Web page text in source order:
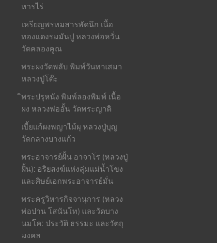
หารไร่
เหรียญพรหมสารพัดนึก เนื้อ
ทองแดงรมมันปู หลวงพ่อหวั่น
วัดคลองคูณ
พระผงวัดพลับ พิมพ์วันทาเสมา
หลวงปู่โต๊ะ
ิพระปรุหนัง พิมพ์ลองพิมพ์ เนื้อ
ผง หลวงพ่ออั้น วัดพระญาติ
เบี้ยแก้ผงพญาไม้ผุ หลวงปู่บุญ
วัดกลางบางแก้ว
พระอาจารย์ฝั้น อาจาโร (หลวงปู่
ฝั้น): อริยสงฆ์แห่งลุ่มแม่น้ำโขง
และศิษย์เอกพระอาจารย์มั่น
พระครูวิหารกิจจานุการ (หลวง
พ่อปาน โสนันโท) และวัดบาง
นมโค: ประวัติ ธรรมะ และวัตถุ
มงคล